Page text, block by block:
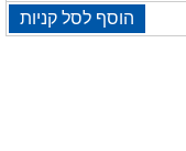
הוסף לסל קניות